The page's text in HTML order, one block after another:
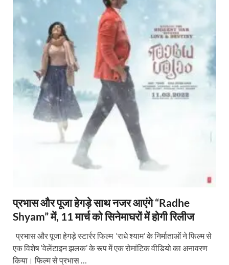
प्रभास और पूजा हेगड़े साथ नजर आएंगे “Radhe
Shyam” में, 11 मार्च को सिनेमाघरों में होगी रिलीज
प्रभास और पूजा हेगड़े स्टार्रर फिल्म ‘राधे श्याम’ के निर्माताओं ने फिल्म से
एक विशेष ‘वेलेंटाइन झलक’ के रूप में एक रोमांटिक वीडियो का अनावरण
किया। फिल्म से प्रभास …